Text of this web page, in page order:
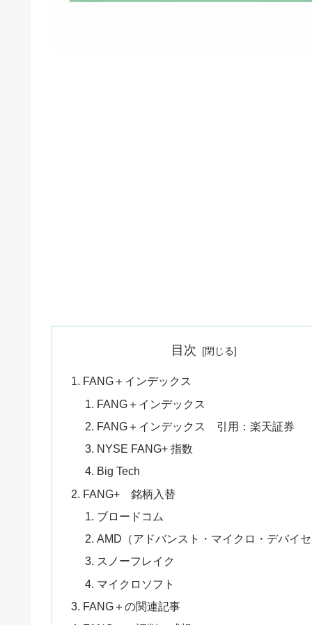
目次
FANG＋インデックス
FANG＋インデックス
FANG＋インデックス 引用：楽天証券
NYSE FANG+ 指数
Big Tech
FANG+ 銘柄入替
ブロードコム
AMD（アドバンスト・マイクロ・デバイ
スノーフレイク
マイクロソフト
FANG＋の関連記事